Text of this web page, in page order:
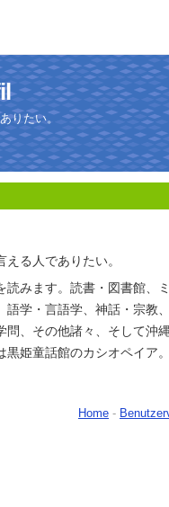
りたい。
る人でありたい。
読みます。読書・図書館、
語学・言語学、神話・宗教
問、その他諸々、そして沖
黒姫童話館のカシオペイア
Home -